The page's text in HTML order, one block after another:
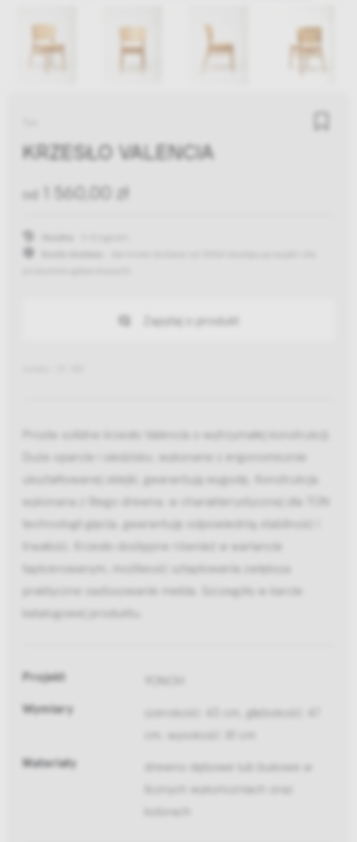
KRZESŁO VALENCIA
od 1 560,00 zł
Zapytaj o produkt
Proste solidne krzesło Valencia o wytrzymałej konstrukcji.
Duże oparcie i siedzisko, wykonane z ergonomicznie
ukształtowanej sklejki, gwarantują wygodę. Konstrukcja
wykonana z litego drewna, w charakterystycznej dla TON
technologii gięcia, gwarantuję odpowiednią stabilność i
trwałość. Krzesło dostępne również w wariancie
tapicerowanym, możliwość sztaplowania zwiększa
praktyczne zastosowanie mebla. Szczegóły w karcie
katalogowej produktu.
Projekt YONOH
Wymiary
szerokość: 43 cm, głębokość: 47
cm, wysokość: 81 cm
Materiały
drewno dębowe lub bukowe w
licznych wykończniach oraz
kolorach